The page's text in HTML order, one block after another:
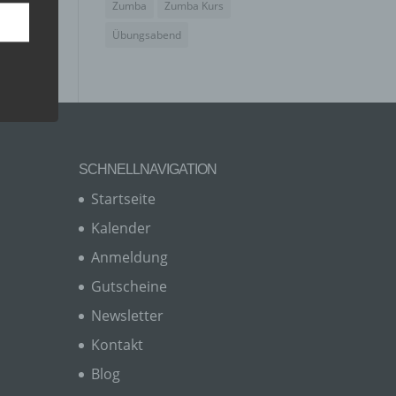
Zumba
Zumba Kurs
Übungsabend
SCHNELLNAVIGATION
Startseite
Kalender
Anmeldung
Gutscheine
Newsletter
Kontakt
Blog
zu